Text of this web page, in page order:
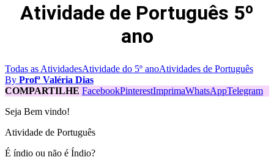
Atividade de Português 5º
ano
Todas as AtividadesAtividade do 5º anoAtividades de Português
By Profª Valéria Dias
COMPARTILHE FacebookPinterestImprimaWhatsAppTelegram
Seja Bem vindo!
Atividade de Português
É índio ou não é Índio?